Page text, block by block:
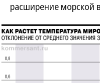
расширение морской